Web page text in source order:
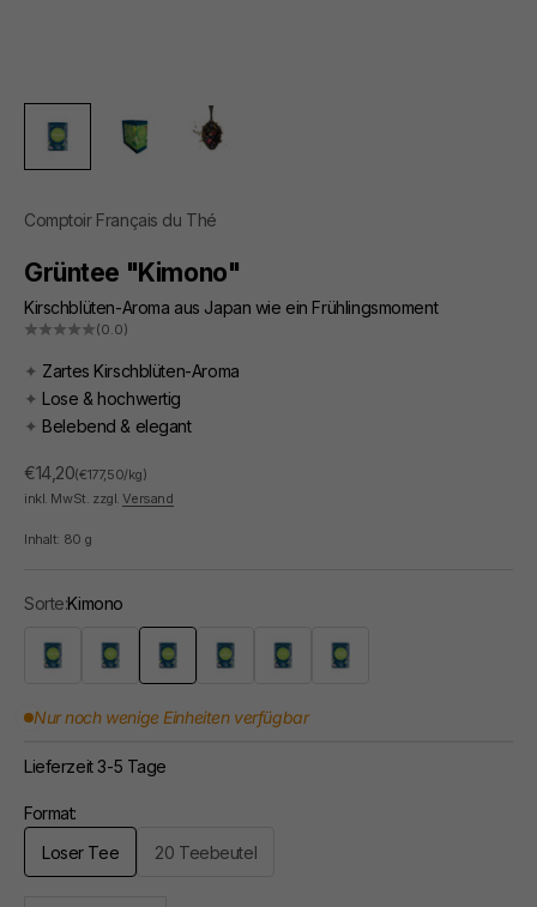
Comptoir Français du Thé
Grüntee "Kimono"
Kirschblüten-Aroma aus Japan wie ein Frühlingsmoment
(0.0)
✦ Zartes Kirschblüten-Aroma
✦ Lose & hochwertig
✦ Belebend & elegant
Angebot
€14,20(€177,50/kg)
inkl. MwSt. zzgl.Versand
Inhalt: 80 g
Sorte:Kimono
ConnivenceJapan LimeKimono Thé des Oasis
Jasmin Cocktail d'Orient
Nur noch wenige Einheiten verfügbar
Lieferzeit 3-5 Tage
Format:
Loser Tee
20 Teebeutel